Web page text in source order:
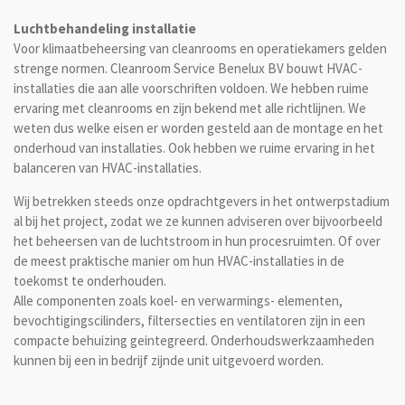
Luchtbehandeling installatie
Voor klimaatbeheersing van cleanrooms en operatiekamers gelden
strenge normen. Cleanroom Service Benelux BV bouwt HVAC-
installaties die aan alle voorschriften voldoen. We hebben ruime
ervaring met cleanrooms en zijn bekend met alle richtlijnen. We
weten dus welke eisen er worden gesteld aan de montage en het
onderhoud van installaties. Ook hebben we ruime ervaring in het
balanceren van HVAC-installaties.
Wij betrekken steeds onze opdrachtgevers in het ontwerpstadium
al bij het project, zodat we ze kunnen adviseren over bijvoorbeeld
het beheersen van de luchtstroom in hun procesruimten. Of over
de meest praktische manier om hun HVAC-installaties in de
toekomst te onderhouden.
Alle componenten zoals koel- en verwarmings- elementen,
bevochtigingscilinders, filtersecties en ventilatoren zijn in een
compacte behuizing geintegreerd. Onderhoudswerkzaamheden
kunnen bij een in bedrijf zijnde unit uitgevoerd worden.